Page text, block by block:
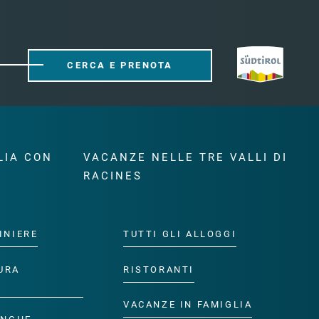
CERCA E PRENOTA
CON
VACANZE NELLE TRE VALLI DI
RACINES
TUTTI GLI ALLOGGI
RISTORANTI
VACANZE IN FAMIGLIA